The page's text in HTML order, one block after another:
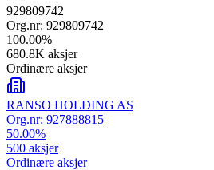
929809742
Org.nr: 929809742
100.00%
680.8K aksjer
Ordinære aksjer
RANSO HOLDING AS
Org.nr: 927888815
50.00%
500 aksjer
Ordinære aksjer